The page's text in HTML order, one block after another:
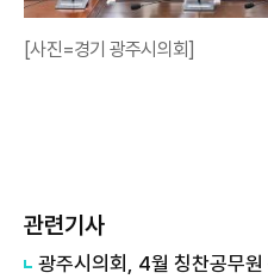
[사진=경기 광주시의회]
관련기사
광주시의회, 4월 칭찬공무원